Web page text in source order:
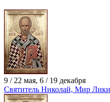
9 / 22 мая, 6 / 19 декабря
Святитель Николай, Мир